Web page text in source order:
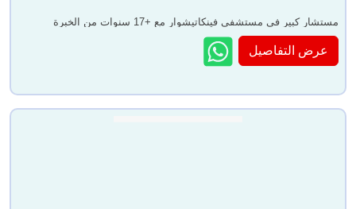
مستشار كبير في مستشفى فينكاتيشوار مع +17 سنوات من الخبرة
عرض التفاصيل